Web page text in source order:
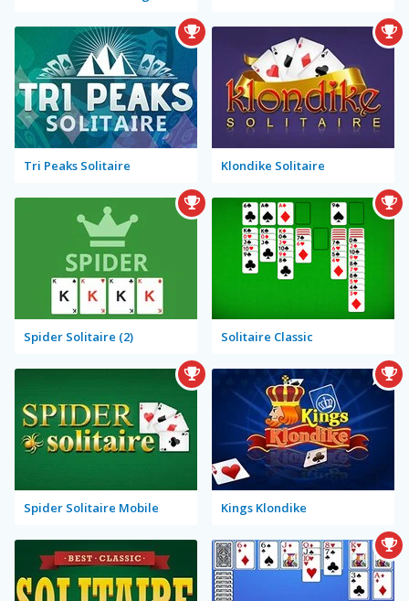
Tri Peaks Solitaire Klondike Solitaire
Spider Solitaire (2) Solitaire Classic
Spider Solitaire Mobile Kings Klondike